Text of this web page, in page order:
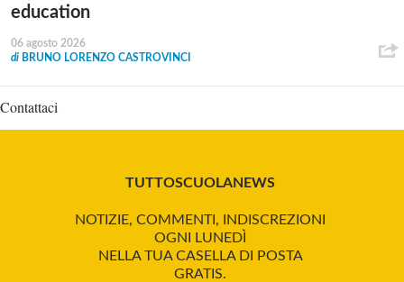
education
06 agosto 2026
di BRUNO LORENZO CASTROVINCI
Contattaci
TUTTOSCUOLANEWS
NOTIZIE, COMMENTI, INDISCREZIONI
OGNI LUNEDÌ
NELLA TUA CASELLA DI POSTA
GRATIS.